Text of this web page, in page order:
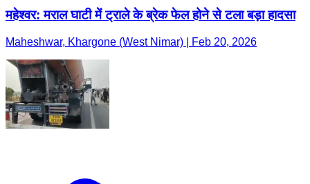
महेश्वर: मराल घाटी में ट्राले के ब्रेक फेल होने से टला बड़ा हादसा
Maheshwar, Khargone (West Nimar) | Feb 20, 2026